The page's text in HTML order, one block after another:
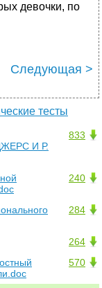
девочки, по
Следующая >
тесты
833
И Р.
240
284
264
570